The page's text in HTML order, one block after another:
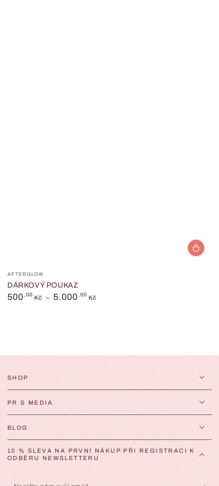
Prodejce:
AFTERGLOW
DÁRKOVÝ POUKAZ
Běžná
500 ,00 Kč 5.000 ,00 Kč
SHOP
PR & MEDIA
BLOG
10 % SLEVA NA PRVNÍ NÁKUP PŘI REGISTRACI K
ODBĚRU NEWSLETTERU
Napište